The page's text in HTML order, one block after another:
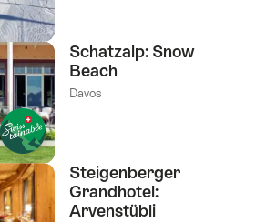
Schatzalp: Snow
Beach
Davos
Steigenberger
Grandhotel:
Arvenstübli